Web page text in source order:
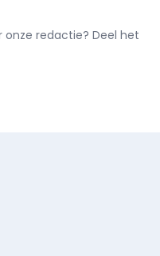
onze redactie? Deel het